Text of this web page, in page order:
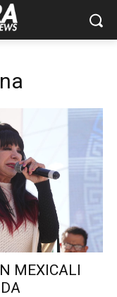
MEXICALI